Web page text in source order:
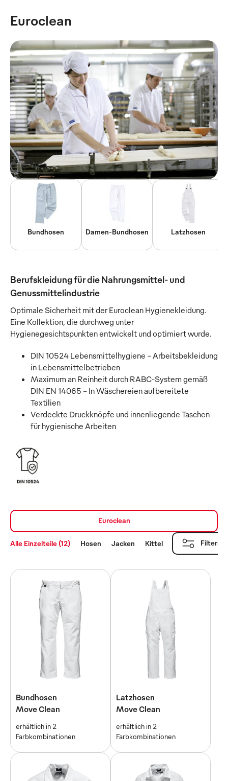
Euroclean
Bundhosen Damen-Bundhosen Latzhosen
Berufskleidung für die Nahrungsmittel- und
Genussmittelindustrie
Optimale Sicherheit mit der Euroclean Hygienekleidung.
Eine Kollektion, die durchweg unter
Hygienegesichtspunkten entwickelt und optimiert wurde.
DIN 10524 Lebensmittelhygiene – Arbeitsbekleidung
in Lebensmittelbetrieben
Maximum an Reinheit durch RABC-System gemäß
DIN EN 14065 - In Wäschereien aufbereitete
Textilien
Verdeckte Druckknöpfe und innenliegende Taschen
für hygienische Arbeiten
Euroclean
Alle Einzelteile (12) Hosen Jacken Kittel Overalls Filtern
Bundhosen
Move Clean
erhältlich in 2
Farbkombinationen
Latzhosen
Move Clean
erhältlich in 2
Farbkombinationen